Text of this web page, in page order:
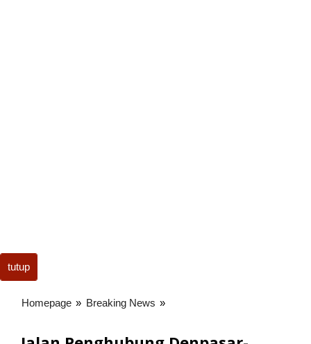
tutup
Homepage » Breaking News »